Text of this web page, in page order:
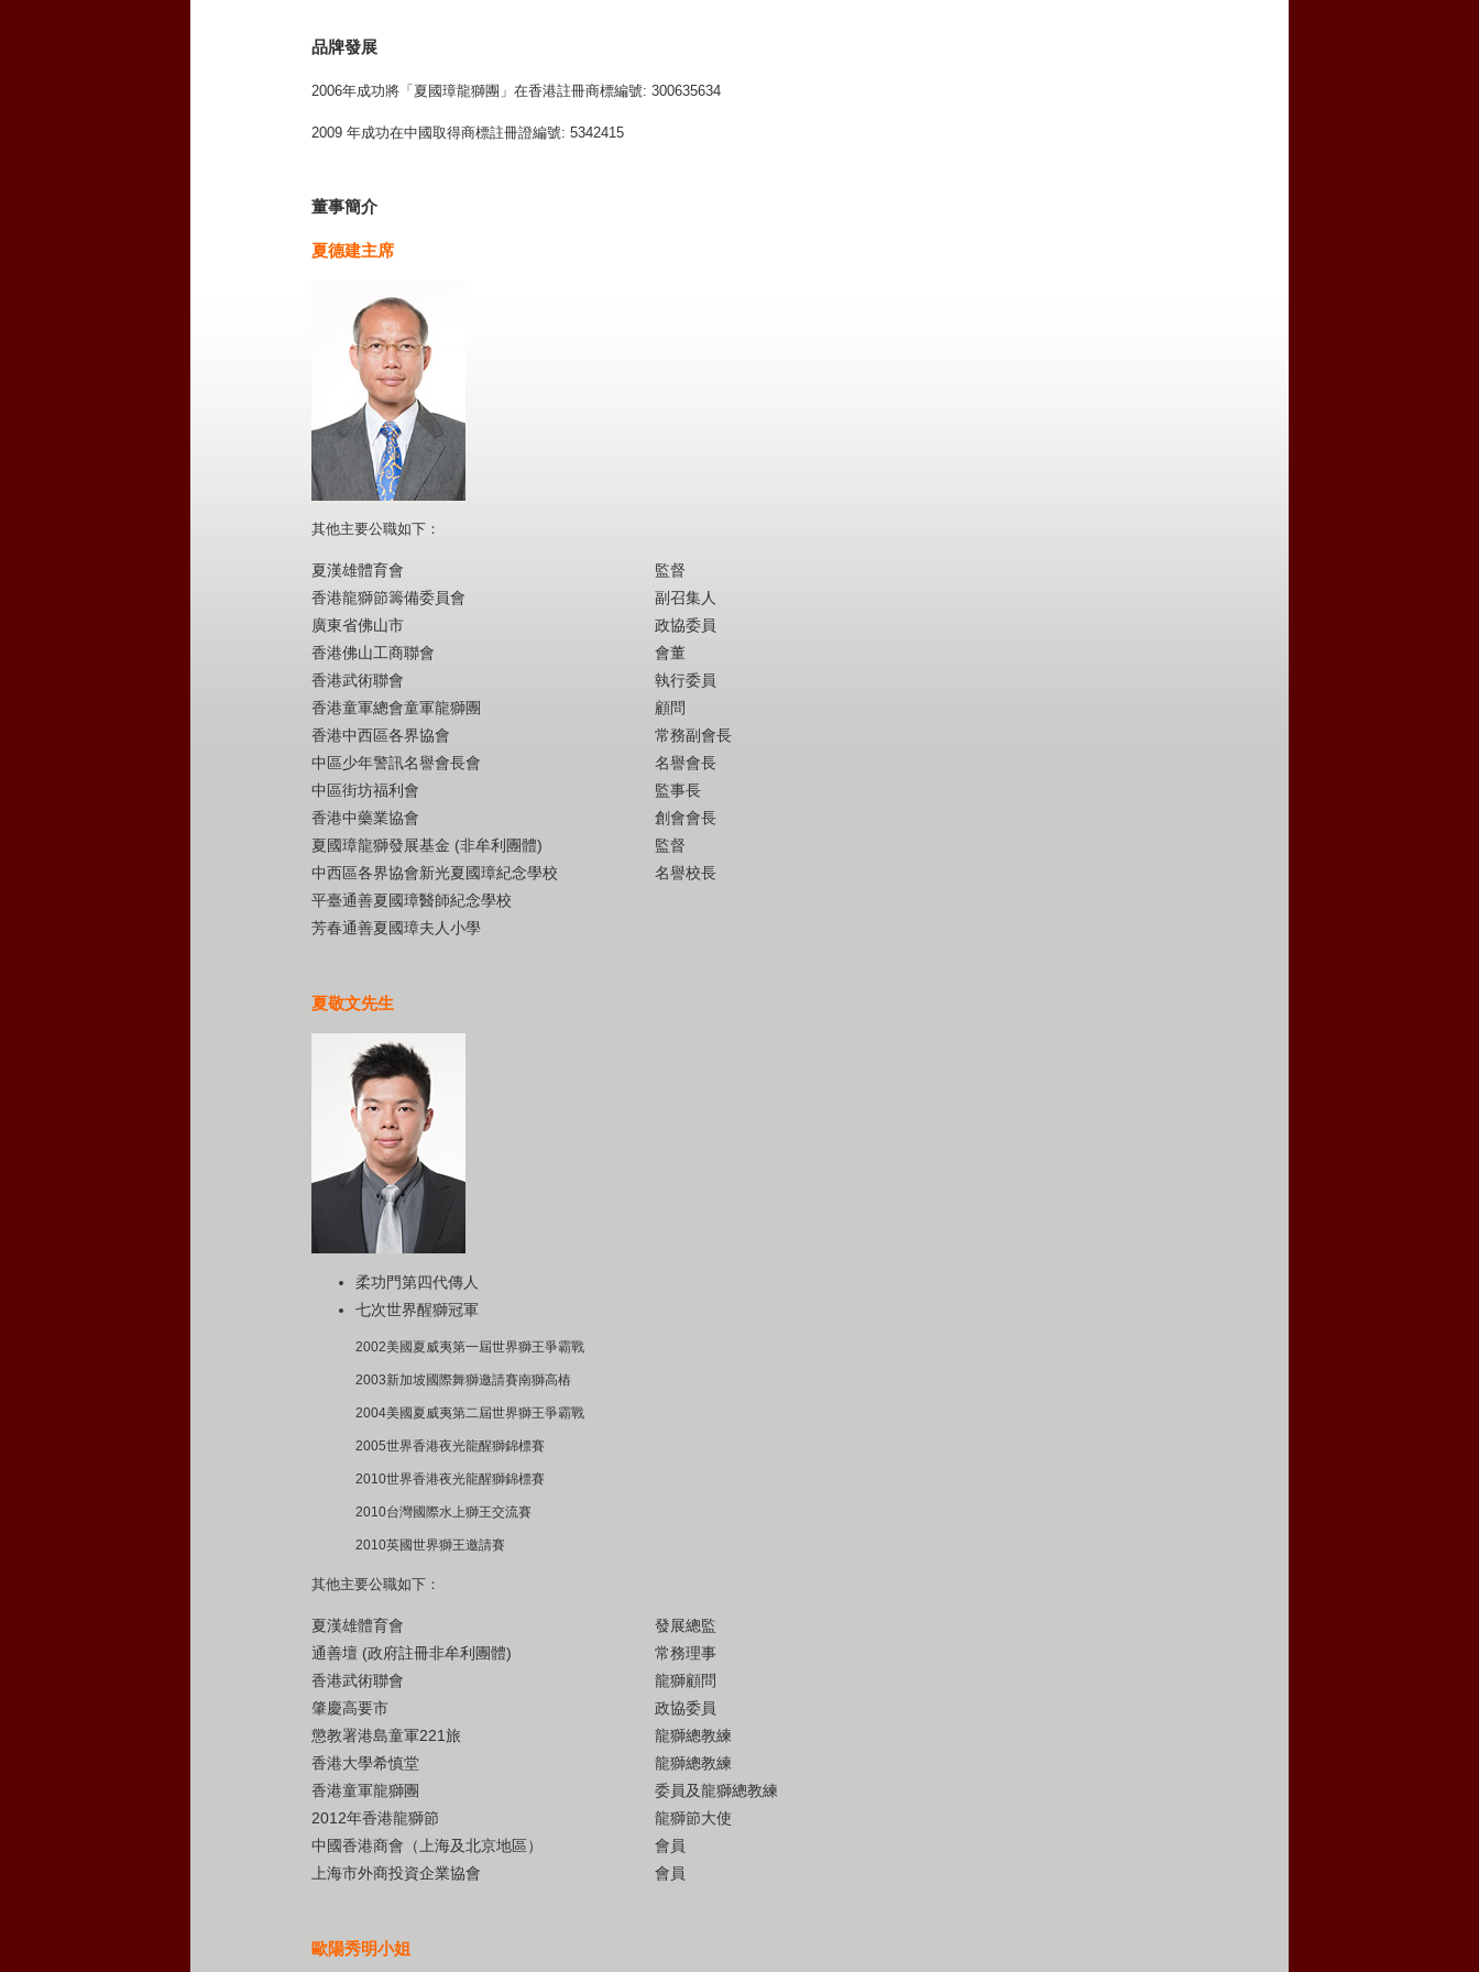
品牌發展
2006年成功將「夏國璋龍獅團」在香港註冊商標編號: 300635634
2009 年成功在中國取得商標註冊證編號: 5342415
董事簡介
夏德建主席
其他主要公職如下：
夏漢雄體育會
監督
香港龍獅節籌備委員會
副召集人
廣東省佛山市
政協委員
香港佛山工商聯會
會董
香港武術聯會
執行委員
香港童軍總會童軍龍獅團
顧問
香港中西區各界協會
常務副會長
中區少年警訊名譽會長會
名譽會長
中區街坊福利會
監事長
香港中藥業協會
創會會長
夏國璋龍獅發展基金 (非牟利團體)
監督
中西區各界協會新光夏國璋紀念學校
名譽校長
平臺通善夏國璋醫師紀念學校
芳春通善夏國璋夫人小學
夏敬文先生
柔功門第四代傳人
七次世界醒獅冠軍
2002美國夏威夷第一屆世界獅王爭霸戰
2003新加坡國際舞獅邀請賽南獅高樁
2004美國夏威夷第二屆世界獅王爭霸戰
2005世界香港夜光龍醒獅錦標賽
2010世界香港夜光龍醒獅錦標賽
2010台灣國際水上獅王交流賽
2010英國世界獅王邀請賽
其他主要公職如下：
夏漢雄體育會
發展總監
通善壇 (政府註冊非牟利團體)
常務理事
香港武術聯會
龍獅顧問
肇慶高要市
政協委員
懲教署港島童軍221旅
龍獅總教練
香港大學希慎堂
龍獅總教練
香港童軍龍獅團
委員及龍獅總教練
2012年香港龍獅節
龍獅節大使
中國香港商會（上海及北京地區）
會員
上海市外商投資企業協會
會員
歐陽秀明小姐